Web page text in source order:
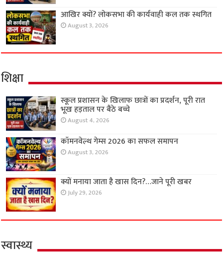
आखिर क्यों? लोकसभा की कार्यवाही कल तक स्थगित
August 3, 2026
शिक्षा
स्कूल प्रशासन के खिलाफ छात्रों का प्रदर्शन, पूरी रात
भूख हड़ताल पर बैठे बच्चे
August 4, 2026
कॉमनवेल्थ गेम्स 2026 का सफल समापन
August 3, 2026
क्यों मनाया जाता है खास दिन?…जाने पूरी खबर
July 29, 2026
स्वास्थ्य